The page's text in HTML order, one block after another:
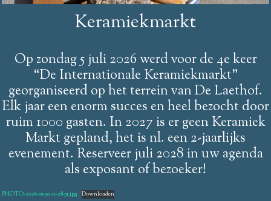
Keramiekmarkt
Op zondag 5 juli 2026 werd voor de 4e keer
“De Internationale Keramiekmarkt”
georganiseerd op het terrein van De Laethof.
Elk jaar een enorm succes en heel bezocht door
ruim 1000 gasten. In 2027 is er geen Keramiek
Markt gepland, het is nl. een 2-jaarlijks
evenement. Reserveer juli 2028 in uw agenda
als exposant of bezoeker!
PHOTO-2026-01-30-11-28-51.jpg Downloaden